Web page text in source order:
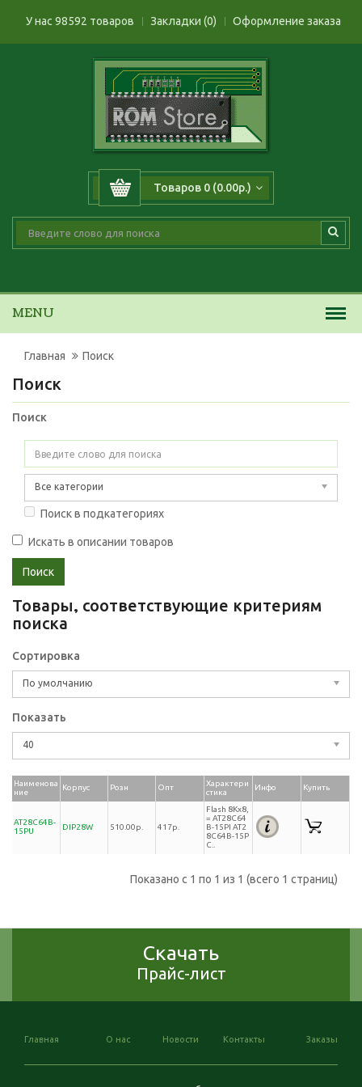
У нас 98592 товаров Закладки (0) Оформление заказа
Товаров 0 (0.00р.)
MENU
Поиск
Главная Поиск
Поиск
Все категории
Поиск в подкатегориях
Искать в описании товаров
Товары, соответствующие критериям
поиска
Сортировка
По умолчанию
Показать
40
Наименова
ние
Корпус Розн Опт
Характери
стика
Инфо Купить
AT28C64B-
15PU
DIP28W 510.00р. 417р.
Flash 8Kx8,
= AT28C64
B-15PI AT2
8C64B-15P
C..
Показано с 1 по 1 из 1 (всего 1 страниц)
Скачать
Прайс-лист
Главная О нас Новости Контакты Заказы